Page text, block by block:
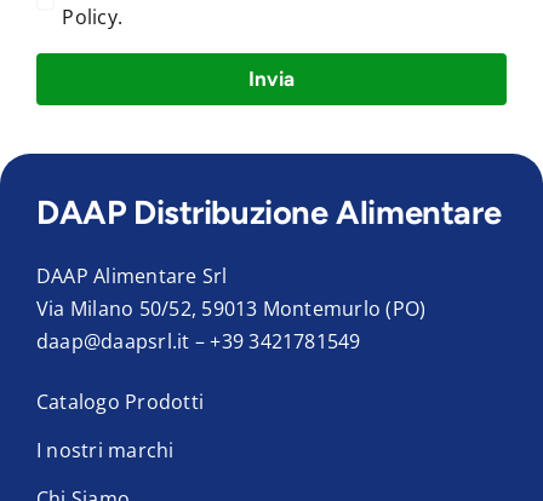
Policy.
Invia
DAAP Distribuzione Alimentare
DAAP Alimentare Srl
Via Milano 50/52, 59013 Montemurlo (PO)
daap@daapsrl.it –+39 3421781549
Catalogo Prodotti
I nostri marchi